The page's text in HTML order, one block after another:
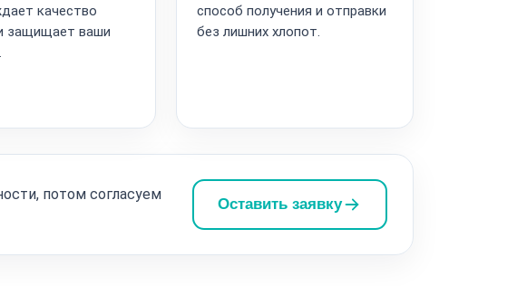
качество
защищает ваши
способ получения и отправки
без лишних хлопот.
потом согласуем
Оставить заявку